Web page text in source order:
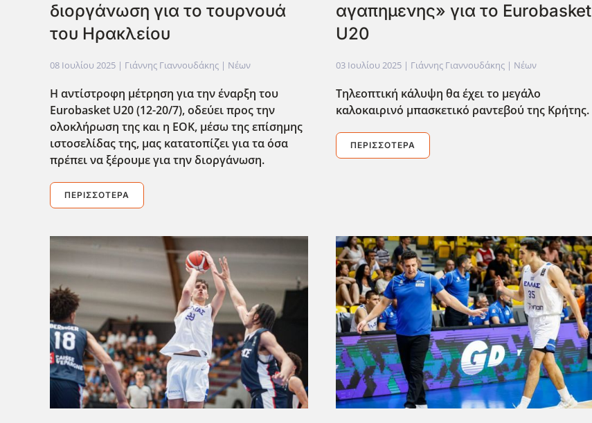
διοργάνωση για το τουρνουά
του Ηρακλείου
08 Ιουλίου 2025 | Γιάννης Γιαννουδάκης | Νέων
Η αντίστροφη μέτρηση για την έναρξη του
Eurobasket U20 (12-20/7), οδεύει προς την
ολοκλήρωση της και η ΕΟΚ, μέσω της επίσημης
ιστοσελίδας της, μας κατατοπίζει για τα όσα
πρέπει να ξέρουμε για την διοργάνωση.
ΠΕΡΙΣΣΌΤΕΡΑ
αγαπημενης» για το Eurobasket
U20
03 Ιουλίου 2025 | Γιάννης Γιαννουδάκης | Νέων
Τηλεοπτική κάλυψη θα έχει το μεγάλο
καλοκαιρινό μπασκετικό ραντεβού της Κρήτης.
ΠΕΡΙΣΣΌΤΕΡΑ